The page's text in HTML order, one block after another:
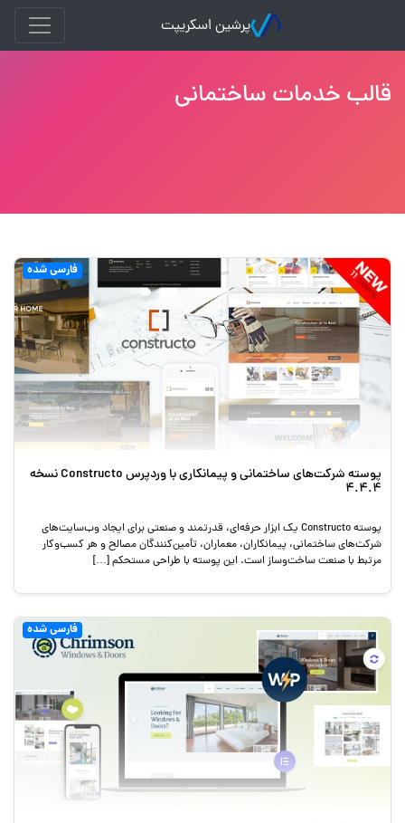
پرشین اسکریپت
قالب خدمات ساختمانی
فارسی شده
پوسته شرکت‌های ساختمانی و پیمانکاری با وردپرس Constructo نسخه
4.4.4
پوسته Constructo یک ابزار حرفه‌ای، قدرتمند و صنعتی برای ایجاد وب‌سایت‌های
شرکت‌های ساختمانی، پیمانکاران، معماران، تأمین‌کنندگان مصالح و هر کسب‌وکار
مرتبط با صنعت ساخت‌وساز است. این پوسته با طراحی مستحکم […]
فارسی شده